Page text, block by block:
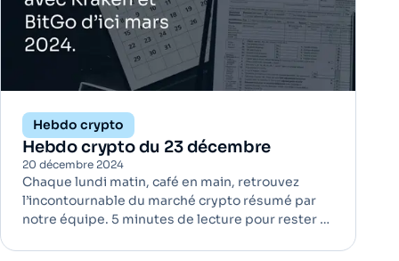
Hebdo crypto
Hebdo crypto du 23 décembre
20 décembre 2024
Chaque lundi matin, café en main, retrouvez
l’incontournable du marché crypto résumé par
notre équipe. 5 minutes de lecture pour rester à
Kraken et BitGo d'ici mars 2024 | Régulation FTX